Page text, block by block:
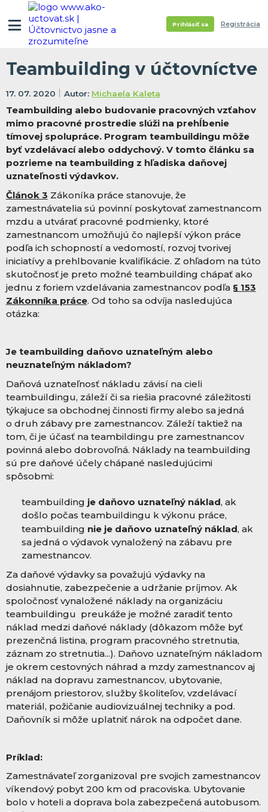
Prihlásiť sa Registrácia
Teambuilding v účtovníctve
17. 07. 2020 Michaela Kaleta
Teambuilding alebo budovanie pracovných vzťahov
mimo pracovné prostredie slúži na prehĺbenie
tímovej spolupráce. Program teambuildingu môže
byť vzdelávací alebo oddychový. V tomto článku sa
pozrieme na teambuilding z hľadiska daňovej
uznateľnosti výdavkov.
Článok 3 Zákoníka práce stanovuje, že
zamestnávatelia sú povinní poskytovať zamestnancom
mzdu a utvárať pracovné podmienky, ktoré
zamestnancom umožňujú čo najlepší výkon práce
podľa ich schopností a vedomostí, rozvoj tvorivej
iniciatívy a prehlbovanie kvalifikácie. Z ohľadom na túto
skutočnosť je preto možné teambuilding chápať ako
jednu z foriem vzdelávania zamestnancov podľa § 153
Zákonníka práce. Od toho sa odvíja nasledujúca
otázka:
Je teambuilding daňovo uznateľným alebo
neuznateľným nákladom?
Daňová uznateľnosť nákladu závisí na cieli
teambuildingu, záleží či sa riešia pracovné záležitosti
týkajuce sa obchodnej činnosti firmy alebo sa jedná
o druh zábavy pre zamestnancov. Záleží taktiež na
tom, či je účasť na teambildingu pre zamestnancov
povinná alebo dobrovoľná. Náklady na teambuilding
sú pre daňové účely chápané nasledujúcimi
spôsobmi:
teambuilding je daňovo uznateľný náklad, ak
došlo počas teambuildingu k výkonu práce,
teambuilding nie je daňovo uznateľný náklad, ak
sa jedná o výdavok vynaložený na zábavu pre
zamestnancov.
Za daňové výdavky sa považujú výdavky na
dosiahnutie, zabezpečenie a udržanie príjmov. Ak
spoločnosť vynaložené náklady na organizáciu
teambuildingu preukáže je možné zaradiť tento
náklad medzi daňové náklady (dôkazom môže byť
prezenčná listina, program pracovného stretnutia,
záznam zo stretnutia...). Daňovo uznateľným nákladom
je okrem cestovných náhrad a mzdy zamestnancov aj
náklad na dopravu zamestnancov, ubytovanie,
prenájom priestorov, služby školiteľov, vzdelávací
materiál, požičanie audiovizuálnej techniky a pod.
Daňovník si môže uplatniť nárok na odpočet dane.
Príklad:
Zamestnávateľ zorganizoval pre svojich zamestnancov
víkendový pobyt 200 km od pracoviska. Ubytovanie
bolo v hoteli a doprava bola zabezpečená autobusom.